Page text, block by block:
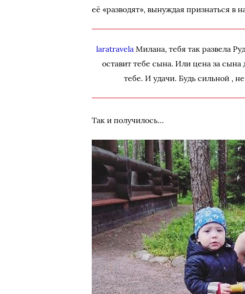
её «разводят», вынуждая признаться в
laratravela Милана, тебя так развела
оставит тебе сына. Или цена за
тебе. И удачи. Будь сильной ,
Так и получилось…